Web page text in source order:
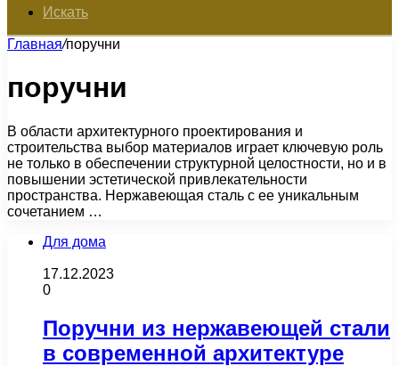
Искать
Главная/поручни
поручни
В области архитектурного проектирования и
строительства выбор материалов играет ключевую роль
не только в обеспечении структурной целостности, но и в
повышении эстетической привлекательности
пространства. Нержавеющая сталь с ее уникальным
сочетанием …
Для дома
17.12.2023
0
Поручни из нержавеющей стали
в современной архитектуре